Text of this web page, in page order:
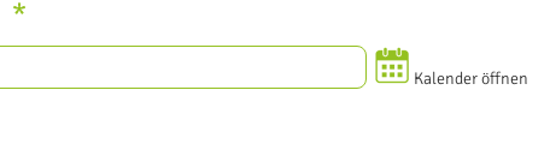
Kalender öffnen